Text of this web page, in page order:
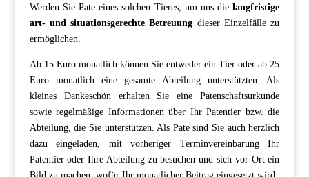
Werden Sie Pate eines solchen Tieres, um uns dielangfristige
art- und situationsgerechte Betreuung dieser Einzelfälle zu
ermöglichen.
Ab 15 Euro monatlich können Sie entweder ein Tier oder ab 25
Euro monatlich eine gesamte Abteilung unterstützten. Als
kleines Dankeschön erhalten Sie eine Patenschaftsurkunde
sowie regelmäßige Informationen über Ihr Patentier bzw. die
Abteilung, die Sie unterstützen. Als Pate sind Sie auch herzlich
dazu eingeladen, mit vorheriger Terminvereinbarung Ihr
Patentier oder Ihre Abteilung zu besuchen und sich vor Ort ein